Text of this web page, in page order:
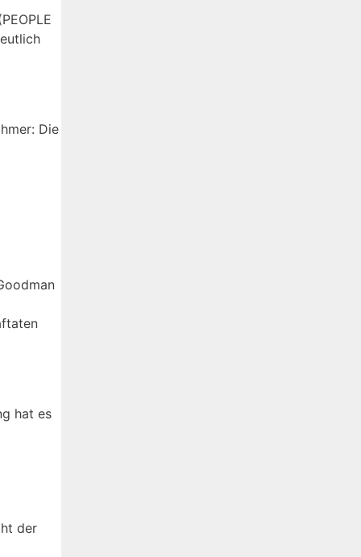
Die
hat es
der